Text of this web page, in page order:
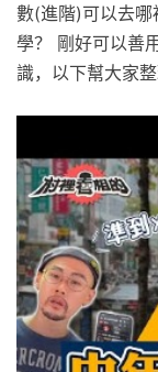
數(進階)可以去
學？ 剛好可以善
識，以下幫大家